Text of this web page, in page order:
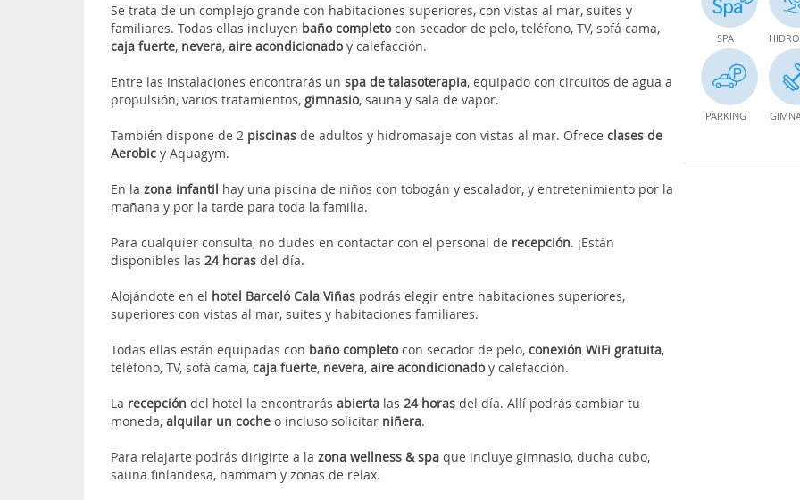
Se trata de un complejo grande con habitaciones superiores, con vistas al mar, suites y
familiares. Todas ellas incluyen baño completocon secador de pelo, teléfono, TV, sofá cama,
caja fuerte, nevera,aire acondicionadoy calefacción.
Entre las instalaciones encontrarás unspa de talasoterapia, equipado con circuitos de agua a
propulsión, varios tratamientos, gimnasio, sauna y sala de vapor.
También dispone de 2 piscinas de adultos y hidromasaje con vistas al mar. Ofrececlases de
Aerobic y Aquagym.
En lazona infantil hay una piscina de niños con tobogán y escalador, y entretenimiento por la
mañana y por la tarde para toda la familia.
Para cualquier consulta, no dudes en contactar con el personal de recepción. ¡Están
disponibles las 24 horas del día.
Alojándote en el hotel Barceló Cala Viñas podrás elegir entre habitaciones superiores,
superiores con vistas al mar, suites y habitaciones familiares.
Todas ellas están equipadas con baño completocon secador de pelo,conexión WiFi gratuita,
teléfono, TV, sofá cama,caja fuerte, nevera,aire acondicionadoy calefacción.
La recepción del hotel la encontrarásabierta las24 horas del día. Allí podrás cambiar tu
moneda,alquilar un coche o incluso solicitar niñera.
Para relajarte podrás dirigirte a la zona wellness & spa que incluye gimnasio, ducha cubo,
sauna finlandesa, hammam y zonas de relax.
SPA
PARKING